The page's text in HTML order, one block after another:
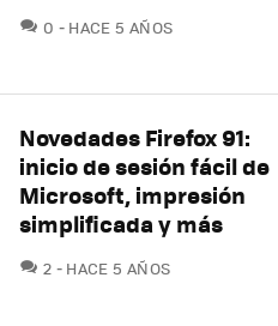
0 COMENTARIOS
HACE 5 AÑOS
Novedades Firefox 91:
inicio de sesión fácil de
Microsoft, impresión
simplificada y más
2 COMENTARIOS
HACE 5 AÑOS